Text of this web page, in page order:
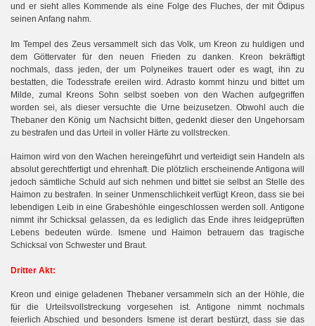
und er sieht alles Kommende als eine Folge des Fluches, der mit Ödipus
seinen Anfang nahm.
Im Tempel des Zeus versammelt sich das Volk, um Kreon zu huldigen und
dem Göttervater für den neuen Frieden zu danken. Kreon bekräftigt
nochmals, dass jeden, der um Polyneikes trauert oder es wagt, ihn zu
bestatten, die Todesstrafe ereilen wird. Adrasto kommt hinzu und bittet um
Milde, zumal Kreons Sohn selbst soeben von den Wachen aufgegriffen
worden sei, als dieser versuchte die Urne beizusetzen. Obwohl auch die
Thebaner den König um Nachsicht bitten, gedenkt dieser den Ungehorsam
zu bestrafen und das Urteil in voller Härte zu vollstrecken.
Haimon wird von den Wachen hereingeführt und verteidigt sein Handeln als
absolut gerechtfertigt und ehrenhaft. Die plötzlich erscheinende Antigona will
jedoch sämtliche Schuld auf sich nehmen und bittet sie selbst an Stelle des
Haimon zu bestrafen. In seiner Unmenschlichkeit verfügt Kreon, dass sie bei
lebendigen Leib in eine Grabeshöhle eingeschlossen werden soll. Antigone
nimmt ihr Schicksal gelassen, da es lediglich das Ende ihres leidgeprüften
Lebens bedeuten würde. Ismene und Haimon betrauern das tragische
Schicksal von Schwester und Braut.
Dritter Akt:
Kreon und einige geladenen Thebaner versammeln sich an der Höhle, die
für die Urteilsvollstreckung vorgesehen ist. Antigone nimmt nochmals
feierlich Abschied und besonders Ismene ist derart bestürzt, dass sie das